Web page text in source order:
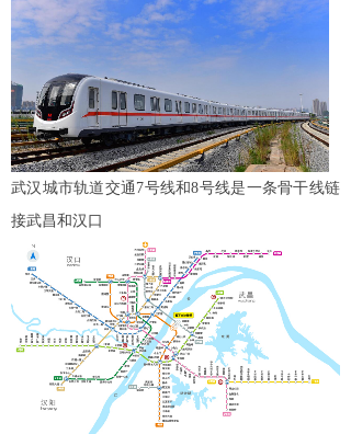
武汉城市轨道交通7号线和8号线是一条骨干线链
接武昌和汉口